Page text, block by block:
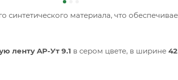
синтетического материала, что
ленту AР-Ут 9.1 в сером цвете, в ширине